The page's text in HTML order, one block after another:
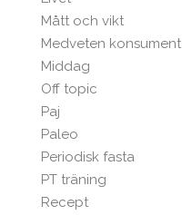
Mått och vikt
Medveten konsument
Middag
Off topic
Paj
Paleo
Periodisk fasta
PT träning
Recept